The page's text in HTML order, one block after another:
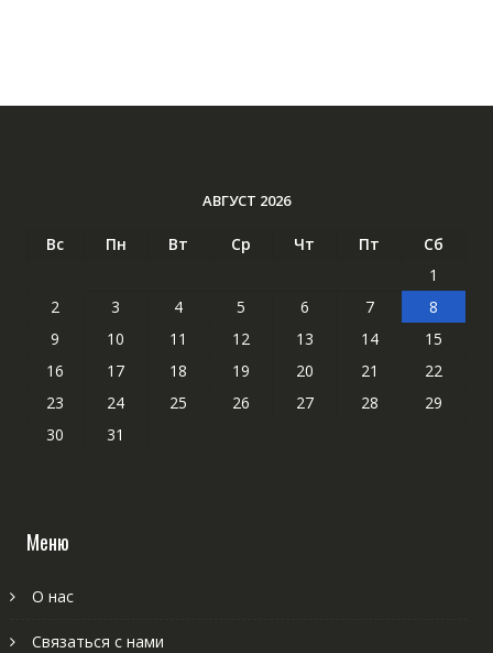
АВГУСТ 2026
Вс Пн Вт Ср Чт Пт
Сб
1
2
3 4 5 6 7
8
9
10 11 12 13 14
15
16
17 18 19 20 21
22
23
24 25 26 27 28
29
30
31
Меню
О нас
Связаться с нами